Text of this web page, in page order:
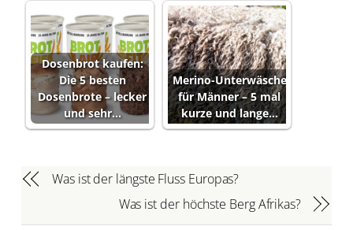
Dosenbrot kaufen:
Die 5 besten
Dosenbrote – lecker
und sehr…
Merino-Unterwäsche
für Männer – 5 mal
kurze und lange…
Was ist der längste Fluss Europas?
Was ist der höchste Berg Afrikas?